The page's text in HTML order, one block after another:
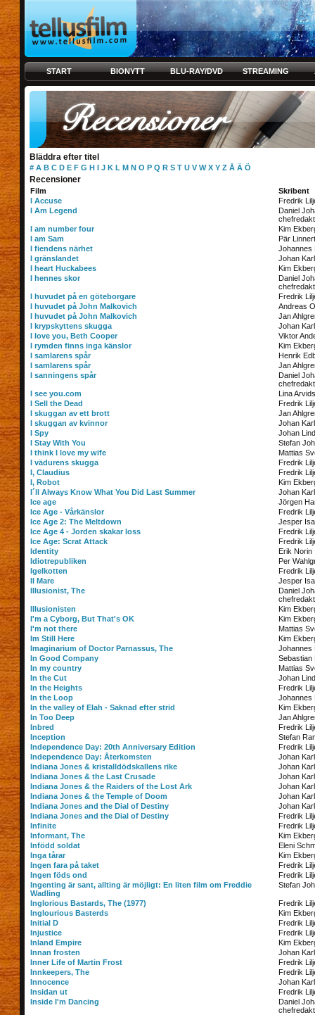
START BIONYTT BLU-RAY/DVD STREAMING
Bläddra efter titel
# A B C D E F G H I J K L M N O P Q R S T U V W X Y Z Å Ä Ö
Recensioner
Film
Skribent
I Accuse
Fredrik
I Am Legend
Daniel
I am number four
Kim
I am Sam
Pär
I fiendens närhet
Johannes
I gränslandet
Johan
I heart Huckabees
Kim
I hennes skor
Daniel
I huvudet på en göteborgare
Fredrik
I huvudet på John Malkovich
Andreas
I huvudet på John Malkovich
Jan
I krypskyttens skugga
Johan
I love you, Beth Cooper
Viktor
I rymden finns inga känslor
Kim
I samlarens spår
Henrik
I samlarens spår
Jan
I sanningens spår
Daniel
I see you.com
Lina
I Sell the Dead
Fredrik
I skuggan av ett brott
Jan
I skuggan av kvinnor
Johan
I Spy
Johan
I Stay With You
Stefan
I think I love my wife
Mattias
I vädurens skugga
Fredrik
I, Claudius
Fredrik
I, Robot
Kim
I´ll Always Know What You Did Last Summer
Johan
Ice age
Jörgen
Ice Age - Vårkänslor
Fredrik
Ice Age 2: The Meltdown
Jesper
Ice Age 4 - Jorden skakar loss
Fredrik
Ice Age: Scrat Attack
Fredrik
Identity
Erik Norin
Idiotrepubliken
Per
Igelkotten
Fredrik
Il Mare
Jesper
Illusionist, The
Daniel
Illusionisten
Kim
I'm a Cyborg, But That's OK
Kim
I'm not there
Mattias
Im Still Here
Kim
Imaginarium of Doctor Parnassus, The
Johannes
In Good Company
Sebastian
In my country
Mattias
In the Cut
Johan
In the Heights
Fredrik
In the Loop
Johannes
In the valley of Elah - Saknad efter strid
Kim
In Too Deep
Jan
Inbred
Fredrik
Inception
Stefan
Independence Day: 20th Anniversary Edition
Fredrik
Independence Day: Återkomsten
Johan
Indiana Jones & kristalldödskallens rike
Johan
Indiana Jones & the Last Crusade
Johan
Indiana Jones & the Raiders of the Lost Ark
Johan
Indiana Jones & the Temple of Doom
Johan
Indiana Jones and the Dial of Destiny
Johan
Indiana Jones and the Dial of Destiny
Fredrik
Infinite
Fredrik
Informant, The
Kim
Infödd soldat
Eleni
Inga tårar
Kim
Ingen fara på taket
Fredrik
Ingen föds ond
Fredrik
Ingenting är sant, allting är möjligt: En liten film om Freddie
Wadling
Stefan
Inglorious Bastards, The (1977)
Fredrik
Inglourious Basterds
Kim
Initial D
Fredrik
Injustice
Fredrik
Inland Empire
Kim
Innan frosten
Johan
Inner Life of Martin Frost
Fredrik
Innkeepers, The
Fredrik
Innocence
Johan
Insidan ut
Fredrik
Inside I'm Dancing
Daniel